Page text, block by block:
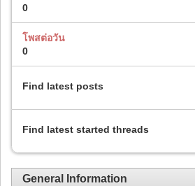
0
โพสต่อวัน
0
Find latest posts
Find latest started threads
General Information